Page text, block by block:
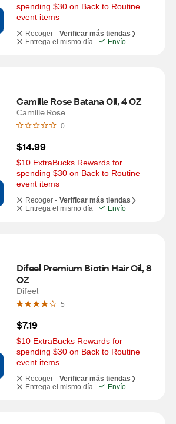
spending $30 on Back to Routine
event items
Recoger - Verificar más tiendas
Entrega el mismo día
Envío
Camille Rose Batana Oil, 4 OZ
Camille Rose
0
$14.99
$10 ExtraBucks Rewards for
spending $30 on Back to Routine
event items
Recoger - Verificar más tiendas
Entrega el mismo día
Envío
Difeel Premium Biotin Hair Oil, 8
OZ
Difeel
5
$7.19
$10 ExtraBucks Rewards for
spending $30 on Back to Routine
event items
Recoger - Verificar más tiendas
Entrega el mismo día
Envío